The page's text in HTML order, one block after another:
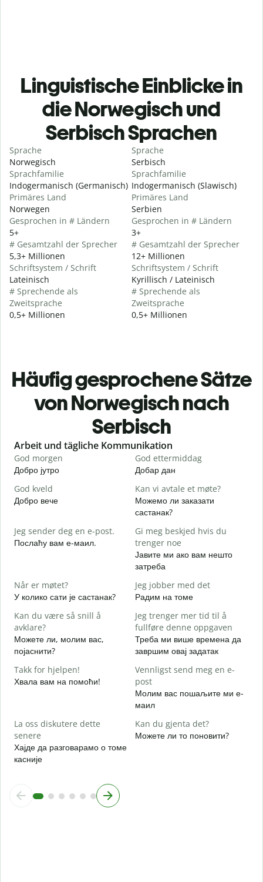
Linguistische Einblicke in
die Norwegisch und
Serbisch Sprachen
Sprache
Norwegisch
Sprachfamilie
Indogermanisch (Germanisch)
Primäres Land
Norwegen
Gesprochen in # Ländern
5+
# Gesamtzahl der Sprecher
5,3+ Millionen
Schriftsystem / Schrift
Lateinisch
# Sprechende als
Zweitsprache
0,5+ Millionen
Sprache
Serbisch
Sprachfamilie
Indogermanisch (Slawisch)
Primäres Land
Serbien
Gesprochen in # Ländern
3+
# Gesamtzahl der Sprecher
12+ Millionen
Schriftsystem / Schrift
Kyrillisch / Lateinisch
# Sprechende als
Zweitsprache
0,5+ Millionen
Häufig gesprochene Sätze
von Norwegisch nach
Serbisch
Slide 1 of 6
Arbeit und tägliche Kommunikation
God morgen
Добро јутро
God ettermiddag
Добар дан
God kveld
Добро вече
Kan vi avtale et møte?
Можемо ли заказати
састанак?
Jeg sender deg en e-post.
Послаћу вам е-маил.
Gi meg beskjed hvis du
trenger noe
Јавите ми ако вам нешто
затреба
Når er møtet?
У колико сати је састанак?
Jeg jobber med det
Радим на томе
Kan du være så snill å
avklare?
Можете ли, молим вас,
појаснити?
Jeg trenger mer tid til å
fullføre denne oppgaven
Треба ми више времена да
завршим овај задатак
Takk for hjelpen!
Хвала вам на помоћи!
Vennligst send meg en e-
post
Молим вас пошаљите ми е-
маил
La oss diskutere dette
senere
Хајде да разговарамо о томе
касније
Kan du gjenta det?
Можете ли то поновити?